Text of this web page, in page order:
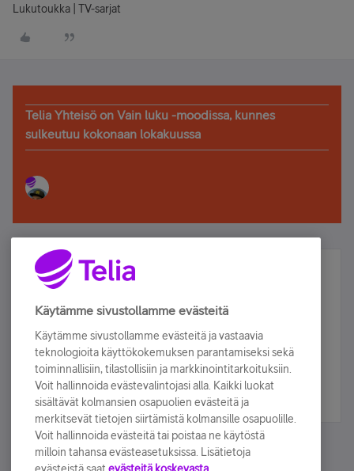
Lukutoukka | TV-sarjat
Telia Yhteisö on Vain luku -moodissa, kunnes
sulkeutuu kokonaan lokakuussa
Älä jää paitsi – osallistu ja voita!
Tilaa Telian uutiskirje ja olet mukana arvonnassa.
sähköpostiisi.
Tilaa nyt
Käytämme sivustollamme evästeitä
Käytämme sivustollamme evästeitä ja vastaavia
teknologioita käyttökokemuksen parantamiseksi sekä
toiminnallisiin, tilastollisiin ja markkinointitarkoituksiin.
Voit hallinnoida evästevalintojasi alla. Kaikki luokat
sisältävät kolmansien osapuolien evästeitä ja
merkitsevät tietojen siirtämistä kolmansille osapuolille.
Voit hallinnoida evästeitä tai poistaa ne käytöstä
milloin tahansa evästeasetuksissa. Lisätietoja